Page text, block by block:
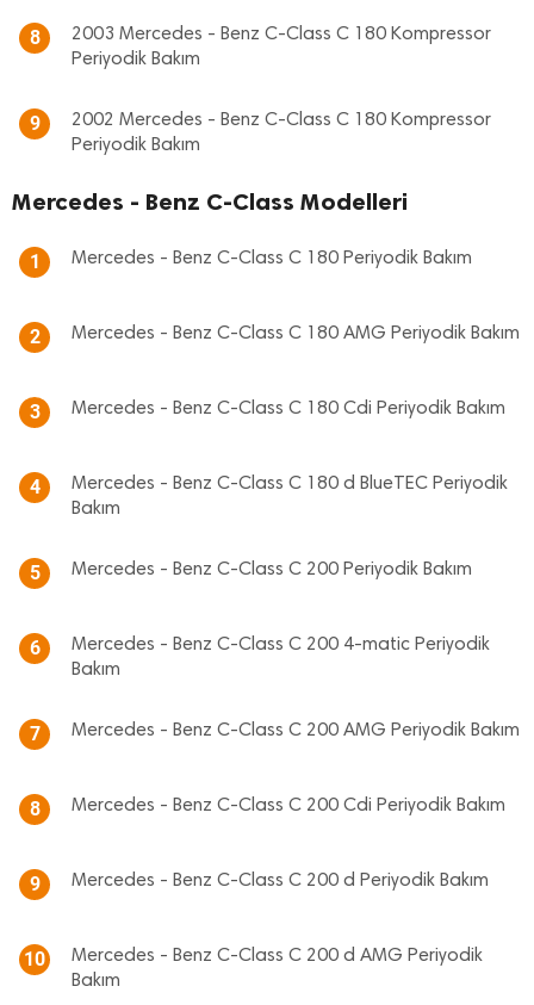
8
2003 Mercedes - Benz C-Class C 180 Kompressor
Periyodik Bakım
9
2002 Mercedes - Benz C-Class C 180 Kompressor
Periyodik Bakım
Mercedes - Benz C-Class Modelleri
1 Mercedes - Benz C-Class C 180 Periyodik Bakım
2 Mercedes - Benz C-Class C 180 AMG Periyodik Bakım
3 Mercedes - Benz C-Class C 180 Cdi Periyodik Bakım
4
Mercedes - Benz C-Class C 180 d BlueTEC Periyodik
Bakım
5 Mercedes - Benz C-Class C 200 Periyodik Bakım
6
Mercedes - Benz C-Class C 200 4-matic Periyodik
Bakım
7 Mercedes - Benz C-Class C 200 AMG Periyodik Bakım
8 Mercedes - Benz C-Class C 200 Cdi Periyodik Bakım
9 Mercedes - Benz C-Class C 200 d Periyodik Bakım
10
Mercedes - Benz C-Class C 200 d AMG Periyodik
Bakım